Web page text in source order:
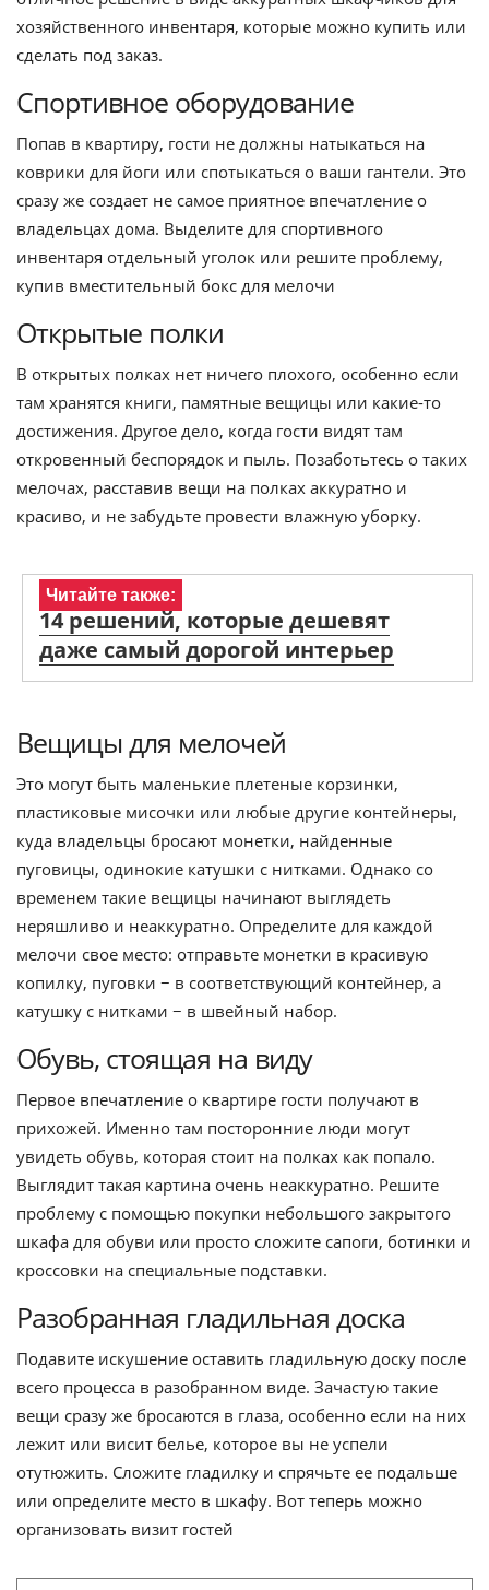
хозяйственного инвентаря, которые можно купить или
сделать под заказ.
Спортивное оборудование
Попав в квартиру, гости не должны натыкаться на
коврики для йоги или спотыкаться о ваши гантели. Это
сразу же создает не самое приятное впечатление о
владельцах дома. Выделите для спортивного
инвентаря отдельный уголок или решите проблему,
купив вместительный бокс для мелочи
Открытые полки
В открытых полках нет ничего плохого, особенно если
там хранятся книги, памятные вещицы или какие-то
достижения. Другое дело, когда гости видят там
откровенный беспорядок и пыль. Позаботьтесь о таких
мелочах, расставив вещи на полках аккуратно и
красиво, и не забудьте провести влажную уборку.
Читайте также:
14 решений, которые дешевят
даже самый дорогой интерьер
Вещицы для мелочей
Это могут быть маленькие плетеные корзинки,
пластиковые мисочки или любые другие контейнеры,
куда владельцы бросают монетки, найденные
пуговицы, одинокие катушки с нитками. Однако со
временем такие вещицы начинают выглядеть
неряшливо и неаккуратно. Определите для каждой
мелочи свое место: отправьте монетки в красивую
копилку, пуговки − в соответствующий контейнер, а
катушку с нитками − в швейный набор.
Обувь, стоящая на виду
Первое впечатление о квартире гости получают в
прихожей. Именно там посторонние люди могут
увидеть обувь, которая стоит на полках как попало.
Выглядит такая картина очень неаккуратно. Решите
проблему с помощью покупки небольшого закрытого
шкафа для обуви или просто сложите сапоги, ботинки и
кроссовки на специальные подставки.
Разобранная гладильная доска
Подавите искушение оставить гладильную доску после
всего процесса в разобранном виде. Зачастую такие
вещи сразу же бросаются в глаза, особенно если на них
лежит или висит белье, которое вы не успели
отутюжить. Сложите гладилку и спрячьте ее подальше
или определите место в шкафу. Вот теперь можно
организовать визит гостей